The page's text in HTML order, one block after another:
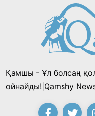
«Тектілер ту
жеңімпаздарын
18:39, 23 Шілде 2026
Қонаев қаласының
қабылдады
16:27, 23 Шілде 2026
Қамшы - Ұл болсаң
ойнайды!|Qamshy